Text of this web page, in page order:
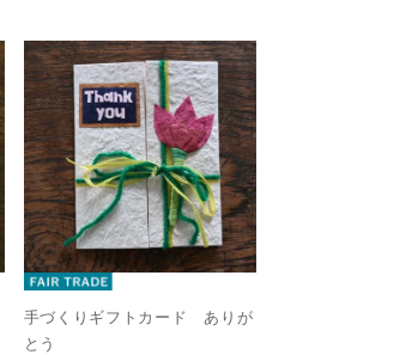
手づくりギフトカード ありが
とう